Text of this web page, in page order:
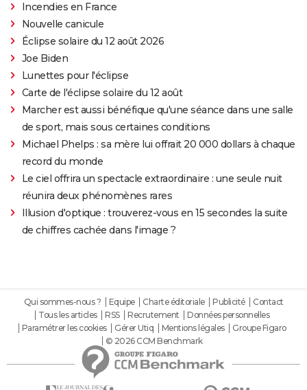
Incendies en France
Nouvelle canicule
Éclipse solaire du 12 août 2026
Joe Biden
Lunettes pour l'éclipse
Carte de l'éclipse solaire du 12 août
Marcher est aussi bénéfique qu'une séance dans une salle
de sport, mais sous certaines conditions
Michael Phelps : sa mère lui offrait 20 000 dollars à chaque
record du monde
Le ciel offrira un spectacle extraordinaire : une seule nuit
réunira deux phénomènes rares
Illusion d'optique : trouverez-vous en 15 secondes la suite
de chiffres cachée dans l'image ?
Qui sommes-nous ? Equipe Charte éditoriale Publicité
Contact
Tous les articles
RSS Recrutement
Données personnelles
Paramétrer les cookies
Gérer Utiq Mentions légales
Groupe Figaro
© 2026 CCM Benchmark